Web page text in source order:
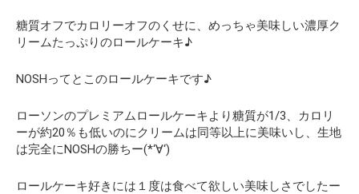
糖質オフでカロリーオフのくせに、めっちゃ美味しい濃厚ク
リームたっぷりのロールケーキ♪
NOSHってとこのロールケーキです♪
ローソンのプレミアムロールケーキより糖質が1/3、カロリ
ーが約20％も低いのにクリームは同等以上に美味いし、生地
は完全にNOSHの勝ちー(*‘∀‘)
ロールケーキ好きには１度は食べて欲しい美味しさでしたー